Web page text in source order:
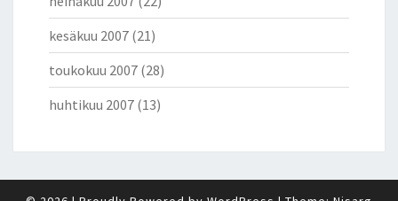
kesäkuu 2007 (21)
toukokuu 2007 (28)
huhtikuu 2007 (13)